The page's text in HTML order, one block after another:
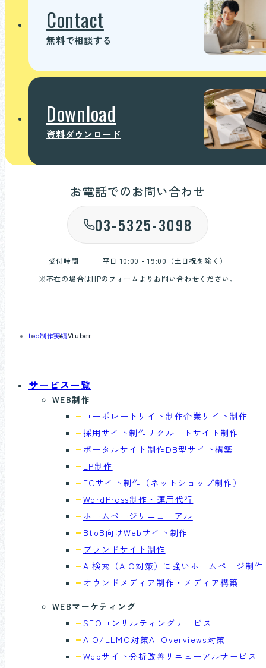
Contact
無料で相談する
Download
資料ダウンロード
お電話でのお問い合わせ
03-5325-3098
受付時間
平日 10:00 - 19:00（土日祝を除く）
※不在の場合はHPのフォームよりお問い合わせください。
top制作実績Vtuber
サービス一覧
WEB制作
コーポレートサイト制作企業サイト制作
採用サイト制作 リクルートサイト制作
ポータルサイト制作DB型サイト構築
LP制作
ECサイト制作 （ネットショップ制作）
WordPress制作・運用代行
ホームページリニューアル
BtoB向けWebサイト制作
ブランドサイト制作
AI検索（AIO対策）に強い ホームページ制作
オウンドメディア制作・ メディア構築
WEBマーケティング
SEOコンサル ティングサービス
AIO/LLMO対策AI Overviews対策
Webサイト分析改善リニューアルサービス